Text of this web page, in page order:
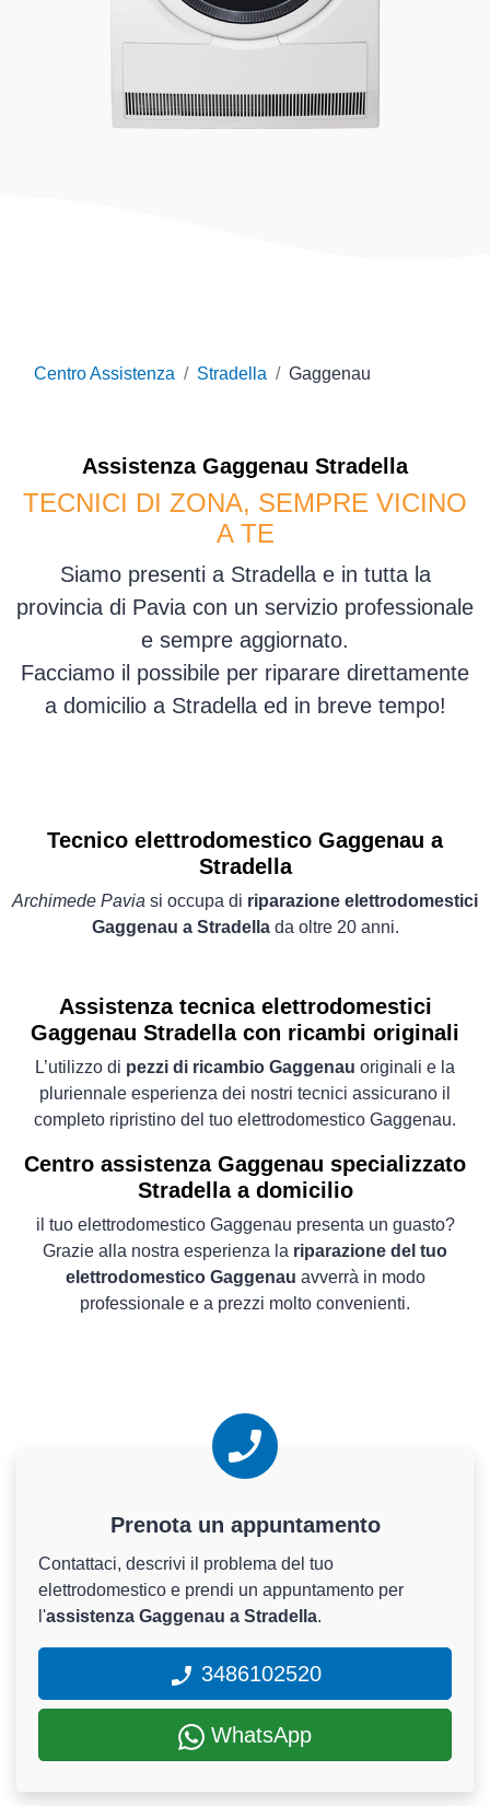
Centro Assistenza Stradella Gaggenau
Assistenza Gaggenau Stradella
TECNICI DI ZONA, SEMPRE VICINO
A TE
Siamo presenti a Stradella e in tutta la
provincia di Pavia con un servizio professionale
e sempre aggiornato.
Facciamo il possibile per riparare direttamente
a domicilio a Stradella ed in breve tempo!
Tecnico elettrodomestico Gaggenau a
Stradella
Archimede Pavia si occupa di riparazione elettrodomestici
Gaggenau a Stradellada oltre 20 anni.
Assistenza tecnica elettrodomestici
Gaggenau Stradella con ricambi originali
L’utilizzo di pezzi di ricambio Gaggenau originali e la
pluriennale esperienza dei nostri tecnici assicurano il
completo ripristino del tuo elettrodomestico Gaggenau.
Centro assistenza Gaggenau specializzato
Stradella a domicilio
il tuo elettrodomestico Gaggenau presenta un guasto?
Grazie alla nostra esperienza la riparazione del tuo
elettrodomestico Gaggenau avverrà in modo
professionale e a prezzi molto convenienti.
Prenota un appuntamento
Contattaci, descrivi il problema del tuo
elettrodomestico e prendi un appuntamento per
l'assistenza Gaggenau a Stradella.
3486102520
WhatsApp